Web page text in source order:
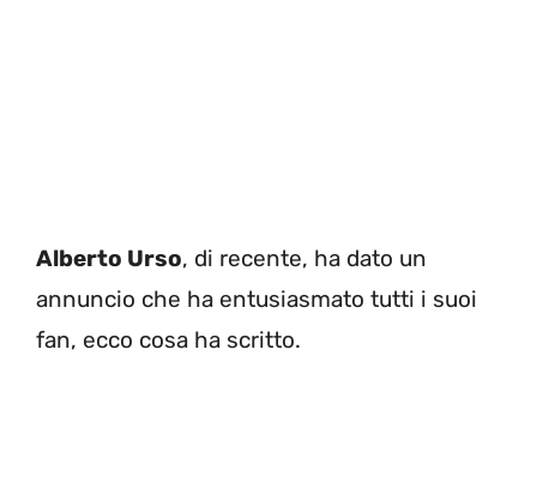
Alberto Urso, di recente, ha dato un
annuncio che ha entusiasmato tutti i suoi
fan, ecco cosa ha scritto.